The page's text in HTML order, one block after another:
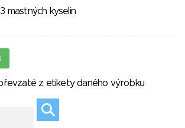
mastných kyselin
z etikety daného výrobku